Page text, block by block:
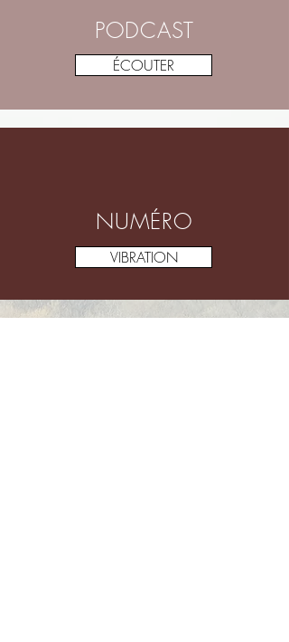
PODCAST
ÉCOUTER
NUMÉRO
VIBRATION